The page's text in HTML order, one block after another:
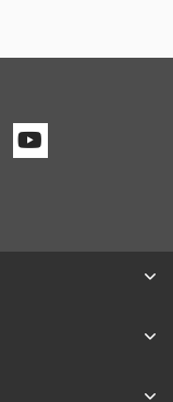
Twitter